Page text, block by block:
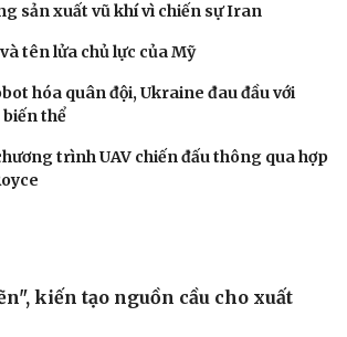
thừa nhận Ukraine có thể mất vài
tên lửa chủ lực của Mỹ
hóa quân đội, Ukraine đau đầu với